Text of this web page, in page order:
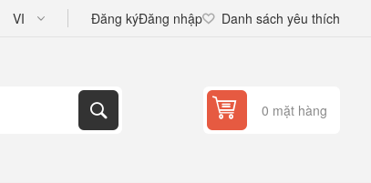
Đăng kýĐăng nhập Danh sách yêu thích
0 mặt hàng